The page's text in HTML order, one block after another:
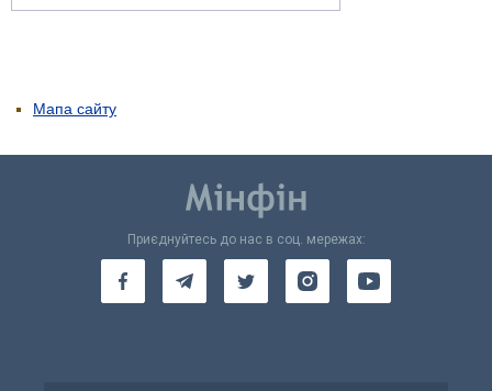
Мапа сайту
Приєднуйтесь до нас в соц. мережах: